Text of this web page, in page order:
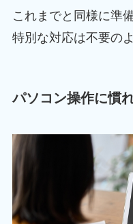
これまでと同様に準
特別な対応は不要の
パソコン操作に慣